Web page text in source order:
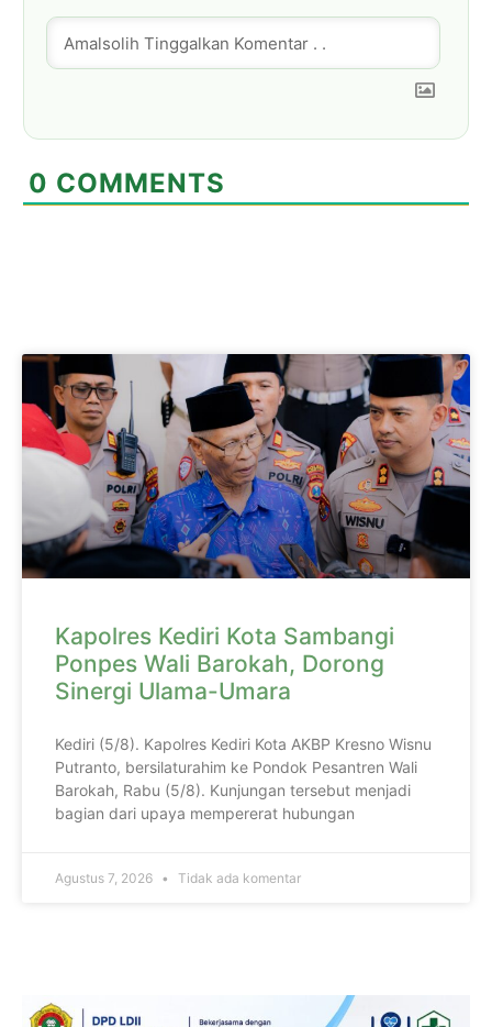
0 COMMENTS
Kapolres Kediri Kota Sambangi
Ponpes Wali Barokah, Dorong
Sinergi Ulama-Umara
Kediri (5/8). Kapolres Kediri Kota AKBP Kresno Wisnu
Putranto, bersilaturahim ke Pondok Pesantren Wali
Barokah, Rabu (5/8). Kunjungan tersebut menjadi
bagian dari upaya mempererat hubungan
Agustus 7, 2026 Tidak ada komentar